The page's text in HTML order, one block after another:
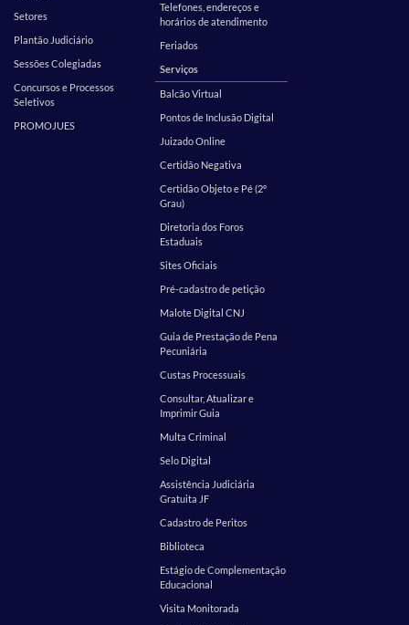
Setores
Plantão Judiciário
Sessões Colegiadas
Concursos e Processos
Seletivos
PROMOJUES
Telefones, endereços e
horários de atendimento
Feriados
Serviços
Balcão Virtual
Pontos de Inclusão Digital
Juizado Online
Certidão Negativa
Certidão Objeto e Pé (2º
Grau)
Diretoria dos Foros
Estaduais
Sites Oficiais
Pré-cadastro de petição
Malote Digital CNJ
Guia de Prestação de Pena
Pecuniária
Custas Processuais
Consultar, Atualizar e
Imprimir Guia
Multa Criminal
Selo Digital
Assistência Judiciária
Gratuita JF
Cadastro de Peritos
Biblioteca
Estágio de Complementação
Educacional
Visita Monitorada